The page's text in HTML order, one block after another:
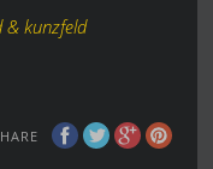
& kunzfeld